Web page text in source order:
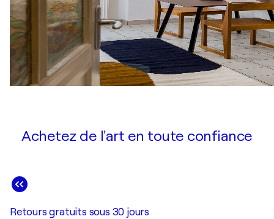
Achetez de l'art en toute confiance
Retours gratuits sous 30 jours